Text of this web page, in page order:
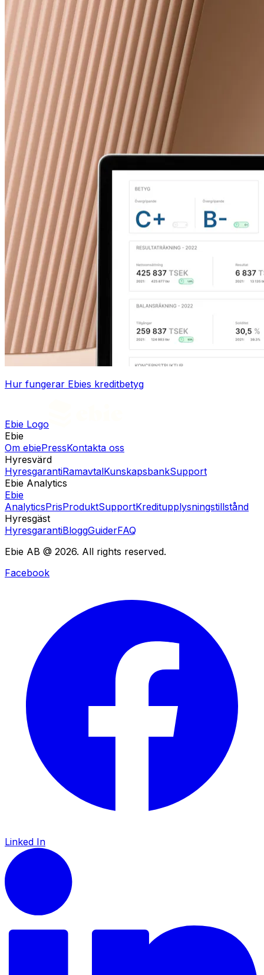
Hur fungerar Ebies kreditbetyg
Ebie Logo
Ebie
Om ebiePressKontakta oss
Hyresvärd
HyresgarantiRamavtalKunskapsbankSupport
Ebie Analytics
Ebie
AnalyticsPrisProduktSupportKreditupplysningstillstånd
Hyresgäst
HyresgarantiBloggGuiderFAQ
Ebie AB @ 2026. All rights reserved.
Facebook
Linked In